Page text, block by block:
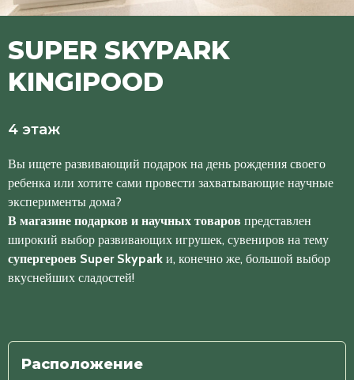
SUPER SKYPARK
KINGIPOOD
4 этаж
Вы ищете развивающий подарок на день рождения своего
ребенка или хотите сами провести захватывающие научные
эксперименты дома?
В магазине подарков и научных товаров представлен
широкий выбор развивающих игрушек, сувениров на тему
супергероев Super Skypark и, конечно же, большой выбор
вкуснейших сладостей!
Расположение